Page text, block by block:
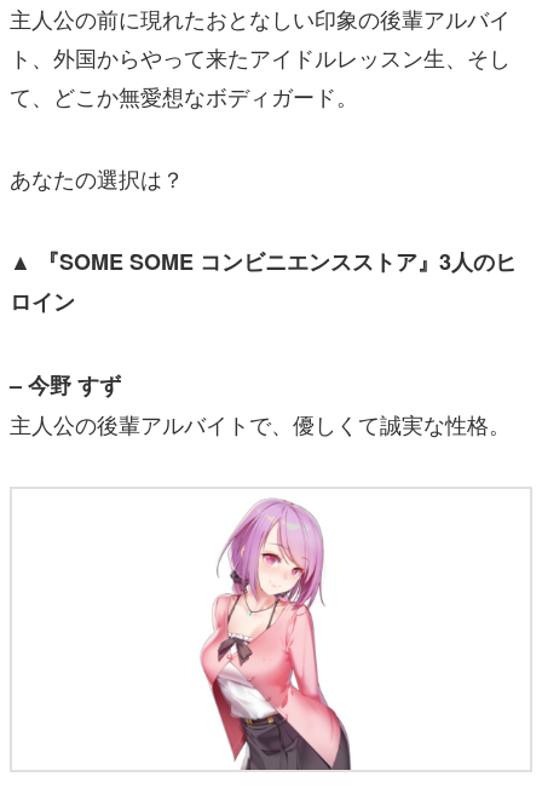
主人公の前に現れたおとなしい印象の後輩アルバイ
ト、外国からやって来たアイドルレッスン生、そし
て、どこか無愛想なボディガード。
あなたの選択は？
▲ 『SOME SOME コンビニエンスストア』3人のヒ
ロイン
– 今野 すず
主人公の後輩アルバイトで、優しくて誠実な性格。